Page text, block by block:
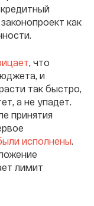
кредитный
как
, что
и
так быстро,
а не упадет.
принятия
исполнены
лимит